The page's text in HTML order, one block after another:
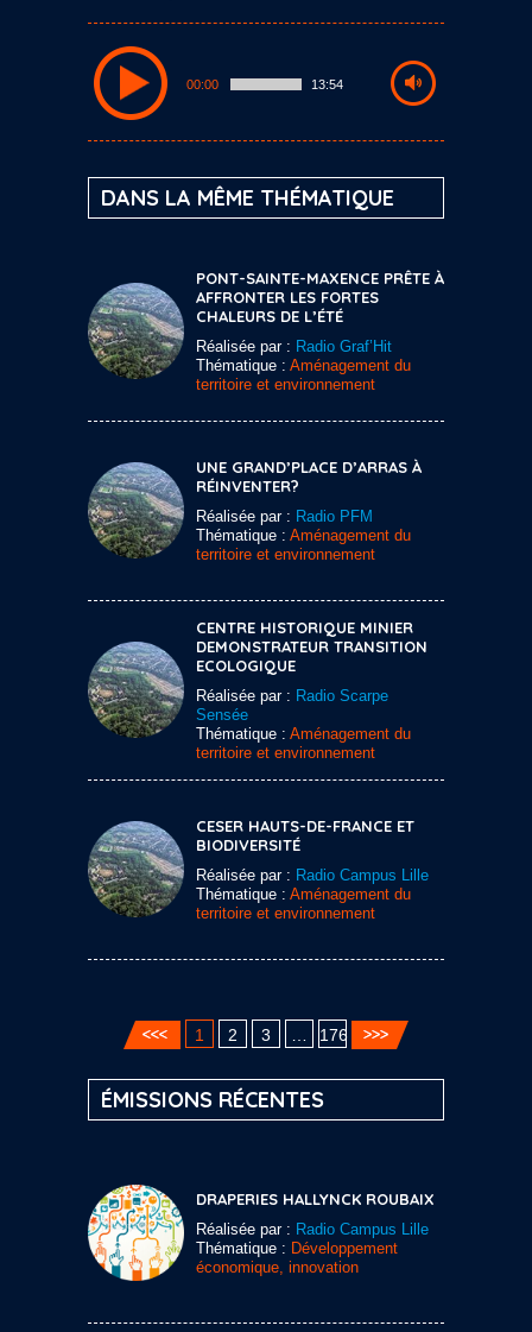
00:00 13:54
DANS LA MÊME THÉMATIQUE
PONT-SAINTE-MAXENCE PRÊTE À
AFFRONTER LES FORTES
CHALEURS DE L’ÉTÉ
Réalisée par : Radio Graf’Hit
Thématique : Aménagement du
territoire et environnement
UNE GRAND’PLACE D’ARRAS À
RÉINVENTER?
Réalisée par : Radio PFM
Thématique : Aménagement du
territoire et environnement
CENTRE HISTORIQUE MINIER
DEMONSTRATEUR TRANSITION
ECOLOGIQUE
Réalisée par : Radio Scarpe
Sensée
Thématique : Aménagement du
territoire et environnement
CESER HAUTS-DE-FRANCE ET
BIODIVERSITÉ
Réalisée par : Radio Campus Lille
Thématique : Aménagement du
territoire et environnement
1 2 3 176
ÉMISSIONS RÉCENTES
DRAPERIES HALLYNCK ROUBAIX
Réalisée par : Radio Campus Lille
Thématique : Développement
économique, innovation